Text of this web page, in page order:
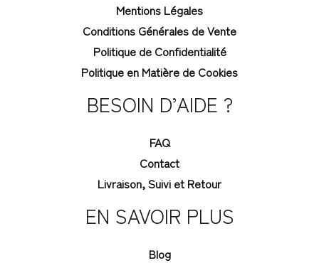
Mentions Légales
Conditions Générales de Vente
Politique de Confidentialité
Politique en Matière de Cookies
BESOIN D’AIDE ?
FAQ
Contact
Livraison, Suivi et Retour
EN SAVOIR PLUS
Blog